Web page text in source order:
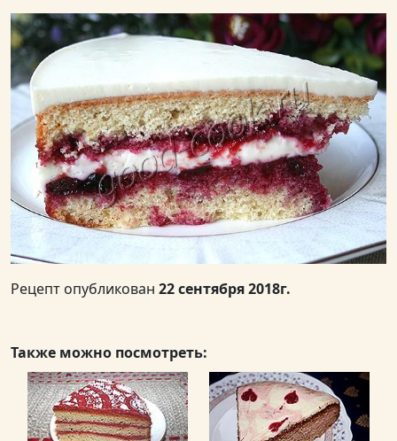
Рецепт опубликован 22 сентября 2018г.
Также можно посмотреть: